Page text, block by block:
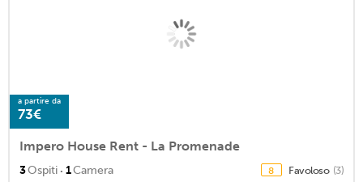
a partire da
73€
Impero House Rent - La Promenade
3Ospiti · 1Camera 8 Favoloso (3)